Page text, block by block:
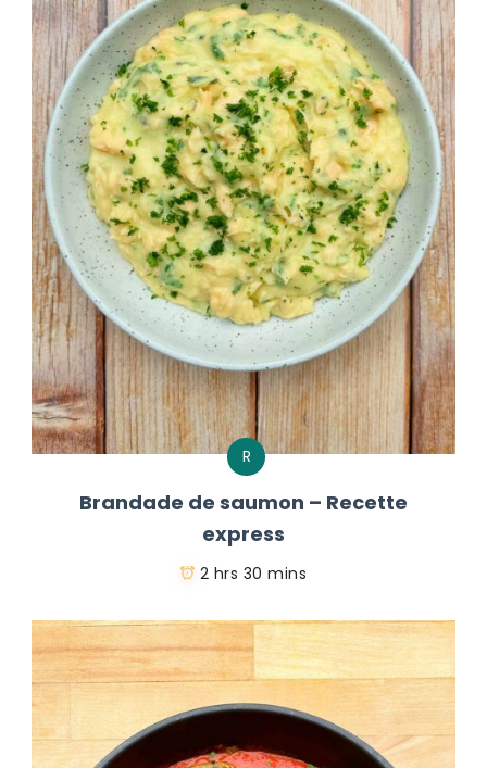
R
Brandade de saumon – Recette
express
2 hrs 30 mins